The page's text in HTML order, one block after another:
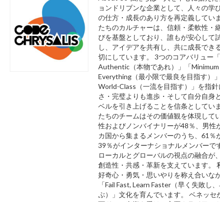
ョンドリブンな企業として、人々の学
の仕方・成長のあり方を再定義してい
たちのカルチャーは、信頼・柔軟性・
びを基盤としており、誰もが安心して
し、アイデアを共有し、共に成長でき
切にしています。 3つのコアバリュー
Authentic（本物であれ）」「
Everything（最小限で最良を目指す）
World-Class（一流を目指す）」を指
さ・完璧よりも進歩・そして自分自身
ベルを引き上げることを信条としてい
たちのチームはその価値観を体現して
性およびノンバイナリーが48％、男性
カ国から集まるメンバーのうち、61％
39％がインターナショナルメンバーで
ローカルとグローバルの視点の融合が
創造性・共感・革新を支えています。
好奇心・勇気・思いやりを称え合いな
「Fail Fast, Learn Faster（早く失敗し
ぶ）」文化を育んでいます。 ベネッセ